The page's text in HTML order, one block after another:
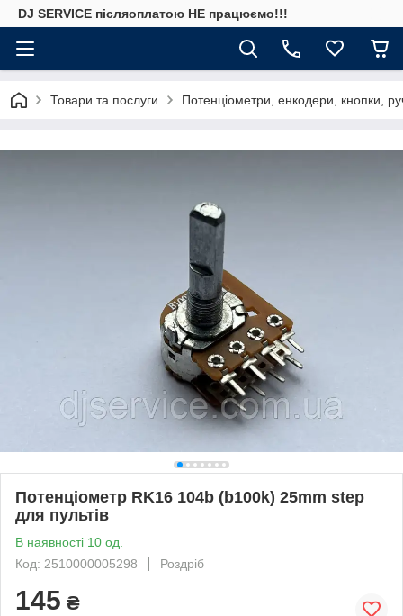
DJ SERVICE пiсляоплатою НЕ працюємо!!!
Товари та послуги Потенціометри, енкодери, кнопки,
Потенціометр RK16 104b (b100k) 25mm step
для пультів
В наявності 10 од.
Код: 2510000005298
Роздріб
145 ₴